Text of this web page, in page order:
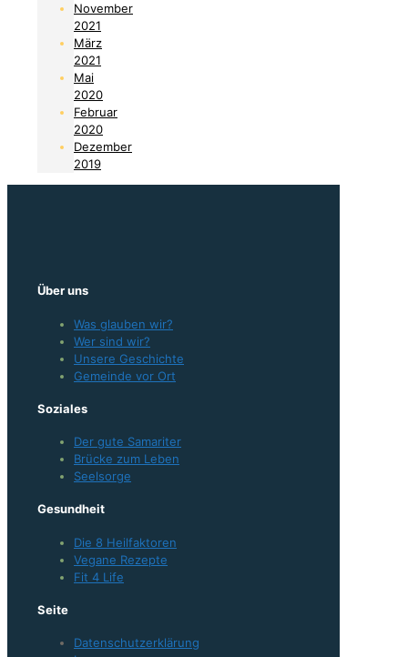
November
2021
März
2021
Mai
2020
Februar
2020
Dezember
2019
Über uns
Was glauben wir?
Wer sind wir?
Unsere Geschichte
Gemeinde vor Ort
Soziales
Der gute Samariter
Brücke zum Leben
Seelsorge
Gesundheit
Die 8 Heilfaktoren
Vegane Rezepte
Fit 4 Life
Seite
Datenschutzerklärung